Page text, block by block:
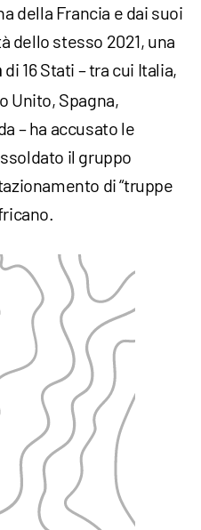
della Francia e dai suoi
dello stesso 2021, una
di 16 Stati – tra cui Italia,
Unito, Spagna,
– ha accusato le
il gruppo
di “truppe